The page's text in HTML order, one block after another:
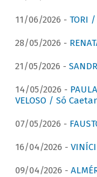
11/06/2026 - TORI
28/05/2026 -
21/05/2026 -
14/05/2026 -
VELOSO / Só
07/05/2026 -
16/04/2026 -
09/04/2026 -